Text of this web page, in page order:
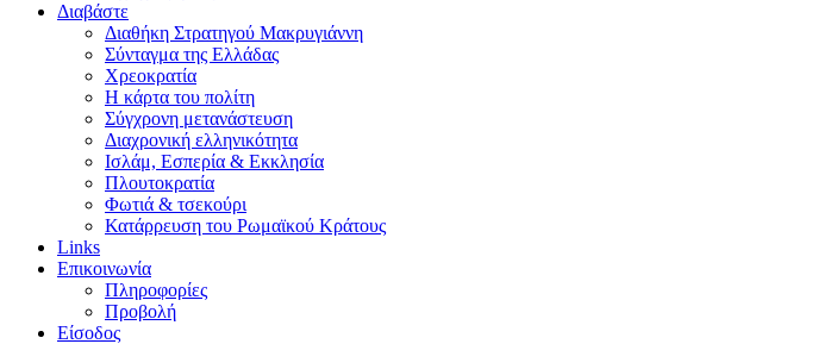
Διαβάστε
Διαθήκη Στρατηγού Μακρυγιάννη
Σύνταγμα της Ελλάδας
Χρεοκρατία
Η κάρτα του πολίτη
Σύγχρονη μετανάστευση
Διαχρονική ελληνικότητα
Ισλάμ, Εσπερία & Εκκλησία
Πλουτοκρατία
Φωτιά & τσεκούρι
Κατάρρευση του Ρωμαϊκού Κράτους
Links
Επικοινωνία
Πληροφορίες
Προβολή
Είσοδος